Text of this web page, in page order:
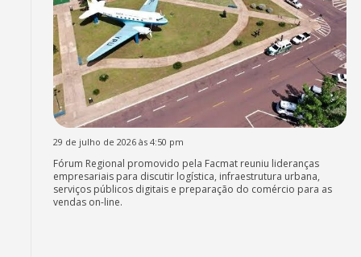
29 de julho de 2026 às 4:50 pm
Fórum Regional promovido pela Facmat reuniu lideranças
empresariais para discutir logística, infraestrutura urbana,
serviços públicos digitais e preparação do comércio para as
vendas on-line.